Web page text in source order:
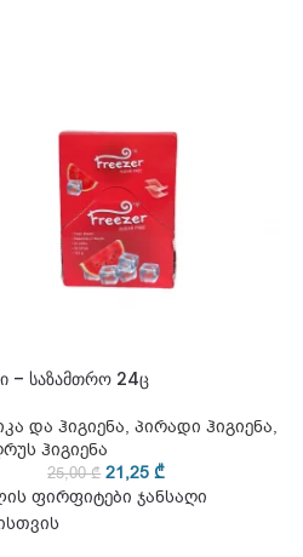
– საზამთრო 24ც
და ჰიგიენა, პირადი ჰიგიენა,
ჰიგიენა
25,00₾ 21,25₾
ფირფიტები ჯანსაღი